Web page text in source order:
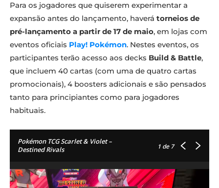
Para os jogadores que quiserem experimentar a
expansão antes do lançamento, haverá torneios de
pré-lançamento a partir de 17 de maio, em lojas com
eventos oficiais Play! Pokémon. Nestes eventos, os
participantes terão acesso aos decks Build & Battle,
que incluem 40 cartas (com uma de quatro cartas
promocionais), 4 boosters adicionais e são pensados
tanto para principiantes como para jogadores
habituais.
Pokémon TCG Scarlet & Violet –
Destined Rivals
1 de 7